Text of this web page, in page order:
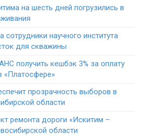
на шесть дней погрузились в
сотрудники научного института
для скважины
получить кешбэк 3% за оплату
прозрачность выборов в
области
ремонта дороги «Искитим –
области